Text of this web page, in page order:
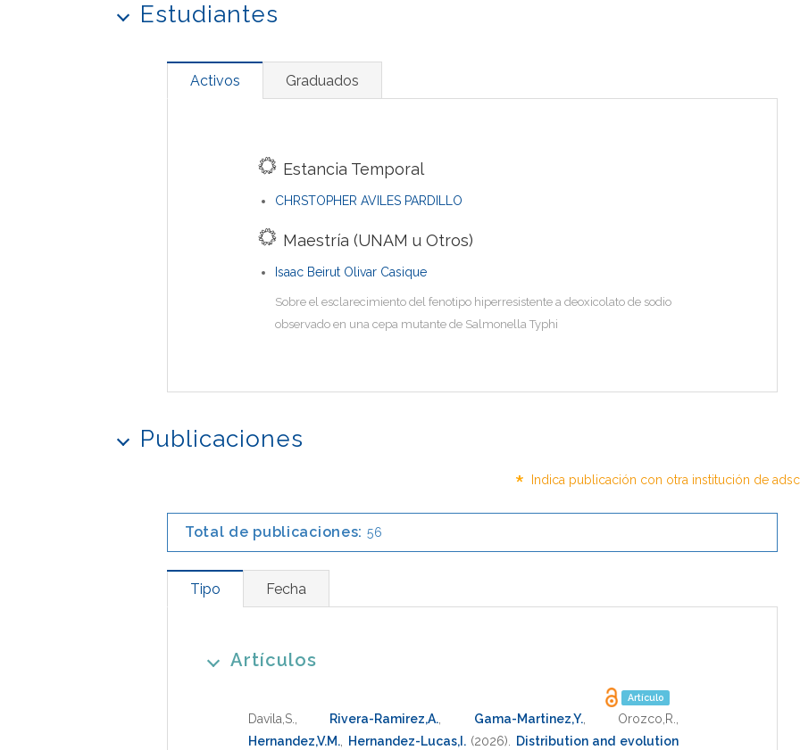
Estudiantes
Activos Graduados
Estancia Temporal
CHRSTOPHER AVILES PARDILLO
Maestría (UNAM u Otros)
Isaac Beirut Olivar Casique
Sobre el esclarecimiento del fenotipo hiperresistente a deoxicolato de sodio
observado en una cepa mutante de Salmonella Typhi
Publicaciones
* Indica publicación con otra institución de
Total de publicaciones: 56
Tipo Fecha
Artículos
Artículo
Davila,S. Rivera-Ramirez,A. Gama-Martinez,Y., Orozco,R.
Hernandez,V.M.
Hernandez-Lucas,I. (2026)
Distribution and evolution